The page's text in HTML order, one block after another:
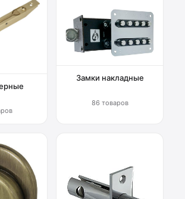
Замки накладные
86 товаров